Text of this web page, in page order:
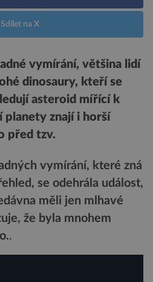
Sdílet na X
vymírání, většina lidí
dinosaury, kteří se
asteroid mířící k
planety znají i horší
před tzv.
vymírání, které zná
se odehrála událost,
měli jen mlhavé
že byla mnohem
.